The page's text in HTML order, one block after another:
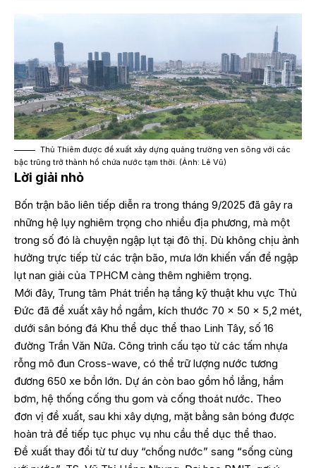
Thủ Thiêm được đề xuất xây dựng quảng trường ven sông với các
bậc trũng trở thành hồ chứa nước tạm thời. (Ảnh: Lê Vũ)
Lời giải nhỏ
Bốn trận bão liên tiếp diễn ra trong tháng 9/2025 đã gây ra
những hệ lụy nghiêm trọng cho nhiều địa phương, mà một
trong số đó là chuyện ngập lụt tại đô thị. Dù không chịu ảnh
hưởng trực tiếp từ các trận bão, mưa lớn khiến vấn đề ngập
lụt nan giải của TPHCM càng thêm nghiêm trọng.
Mới đây, Trung tâm Phát triển hạ tầng kỹ thuật khu vực Thủ
Đức đã đề xuất xây hồ ngầm, kích thước 70 x 50 x 5,2 mét,
dưới sân bóng đá Khu thể dục thể thao Linh Tây, số 16
đường Trần Văn Nữa. Công trình cấu tạo từ các tấm nhựa
rỗng mô đun Cross-wave, có thể trữ lượng nước tương
đương 650 xe bồn lớn. Dự án còn bao gồm hồ lắng, hầm
bơm, hệ thống cống thu gom và cống thoát nước. Theo
đơn vị đề xuất, sau khi xây dựng, mặt bằng sân bóng được
hoàn trả để tiếp tục phục vụ nhu cầu thể dục thể thao.
Đề xuất thay đổi từ tư duy “chống nước” sang “sống cùng